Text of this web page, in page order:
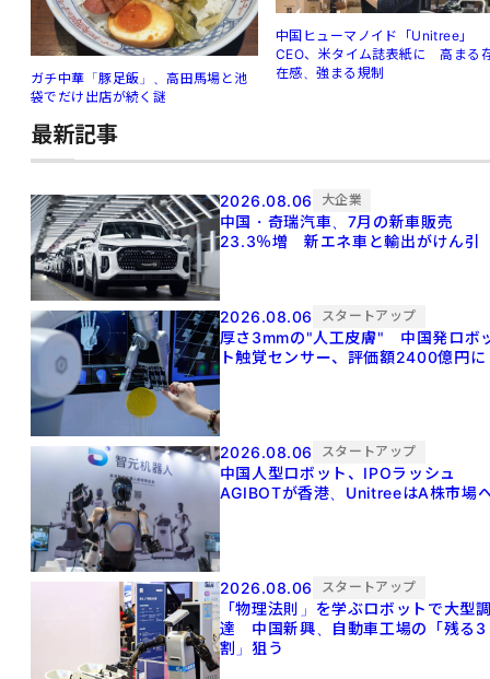
ガチ中華「豚足飯」、高田馬場と池
袋でだけ出店が続く謎
中国ヒューマノイド「Unitree」
CEO、米タイム誌表紙に 高まる
在感、強まる規制
最新記事
2026.08.06 大企業
中国・奇瑞汽車、7月の新車販売
23.3％増 新エネ車と輸出がけん引
2026.08.06 スタートアップ
厚さ3mmの"人工皮膚" 中国発ロボ
ト触覚センサー、評価額2400億円に
2026.08.06 スタートアップ
中国人型ロボット、IPOラッシュ
AGIBOTが香港、UnitreeはA株市場
2026.08.06 スタートアップ
「物理法則」を学ぶロボットで大型
達 中国新興、自動車工場の「残る3
割」狙う